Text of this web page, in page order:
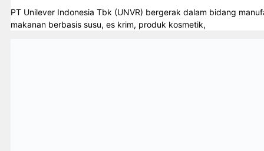
PT Unilever Indonesia Tbk (UNVR) bergerak dalam bidang
makanan berbasis susu, es krim, produk kosmetik,